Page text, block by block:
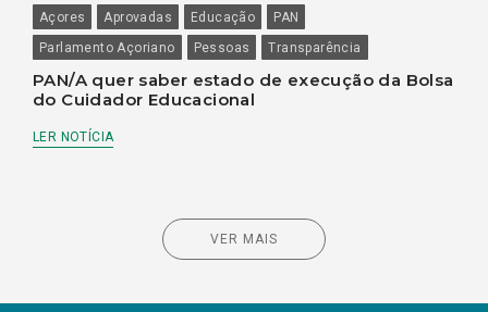
Açores Aprovadas Educação
PAN
Parlamento Açoriano
Pessoas Transparência
PAN/A quer saber estado de execução da Bolsa
do Cuidador Educacional
LER NOTÍCIA
VER MAIS